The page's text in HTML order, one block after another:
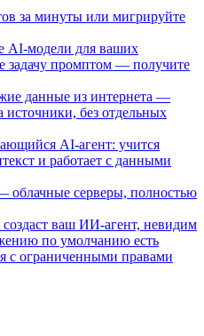
за минуты или мигрируйте
AI-модели для ваших
промптом — получите
данные из интернета —
источники, без отдельных
AI-агент: учится
и работает с данными
облачные серверы, полностью
ваш ИИ-агент, невидим
по умолчанию есть
с ограниченными правами